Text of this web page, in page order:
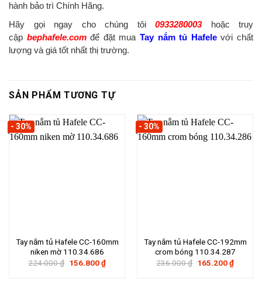
hành bảo trì Chính Hãng.
Hãy gọi ngay cho chúng tôi
0933280003
hoặc truy
cập bephafele.com để đặt mua Tay nắm tủ Hafele với chất
lượng và giá tốt nhất thị trường.
SẢN PHẨM TƯƠNG TỰ
- 30%
Tay nắm tủ Hafele CC-160mm
niken mờ 110.34.686
224.000₫ Giá
156.800₫Giá
hiện
- 30%
Tay nắm tủ Hafele CC-192mm
crom bóng 110.34.287
236.000₫ Giá
165.200₫Giá
hiện